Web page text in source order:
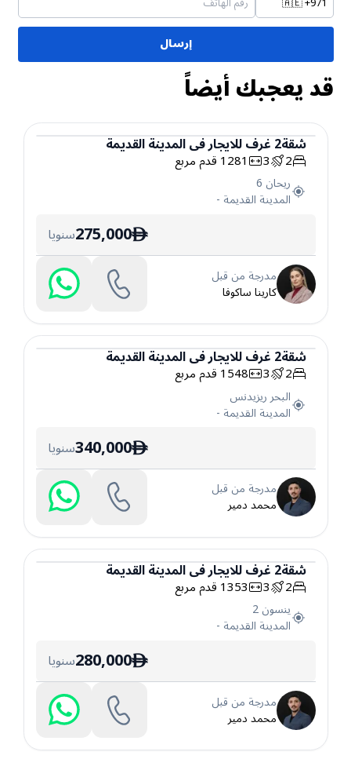
إرسال
قد يعجبك أيضاً
شقة
شقة2غرفللايجارفيالمدينة القديمة
2
3
1281قدم مربع
ريحان 6
المدينة القديمة -
ê
275,000سنويا
مدرجة من قبل
كارينا ساكوفا
شقة
شقة2غرفللايجارفيالمدينة القديمة
2
3
1548قدم مربع
البحر ريزيدنس
المدينة القديمة -
ê
340,000سنويا
مدرجة من قبل
محمد دمير
شقة
شقة2غرفللايجارفيالمدينة القديمة
2
3
1353قدم مربع
ينسون 2
المدينة القديمة -
ê
280,000سنويا
مدرجة من قبل
محمد دمير